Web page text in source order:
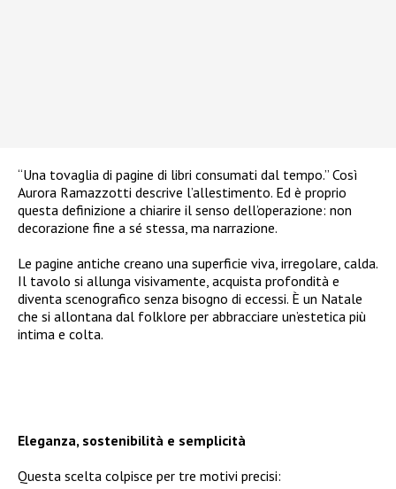
“Una tovaglia di pagine di libri consumati dal tempo.” Così
Aurora Ramazzotti descrive l’allestimento. Ed è proprio
questa definizione a chiarire il senso dell’operazione: non
decorazione fine a sé stessa, ma narrazione.
Le pagine antiche creano una superficie viva, irregolare, calda.
Il tavolo si allunga visivamente, acquista profondità e
diventa scenografico senza bisogno di eccessi. È un Natale
che si allontana dal folklore per abbracciare un’estetica più
intima e colta.
Eleganza, sostenibilità e semplicità
Questa scelta colpisce per tre motivi precisi: